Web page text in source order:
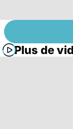
Plus de